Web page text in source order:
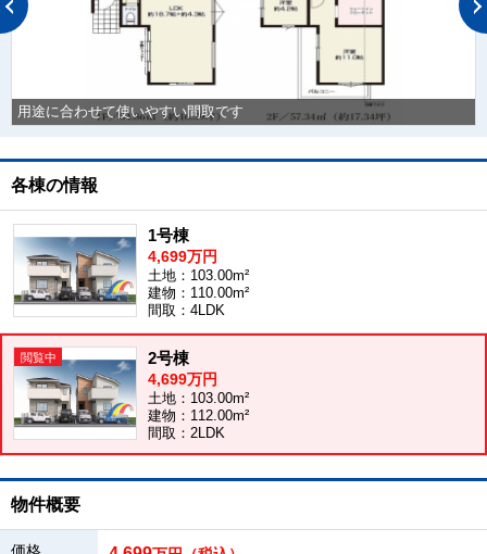
用途に合わせて使いやすい間取です
各棟の情報
1号棟
4,699万円
土地：103.00m²
建物：110.00m²
間取：4LDK
2号棟
4,699万円
土地：103.00m²
建物：112.00m²
間取：2LDK
物件概要